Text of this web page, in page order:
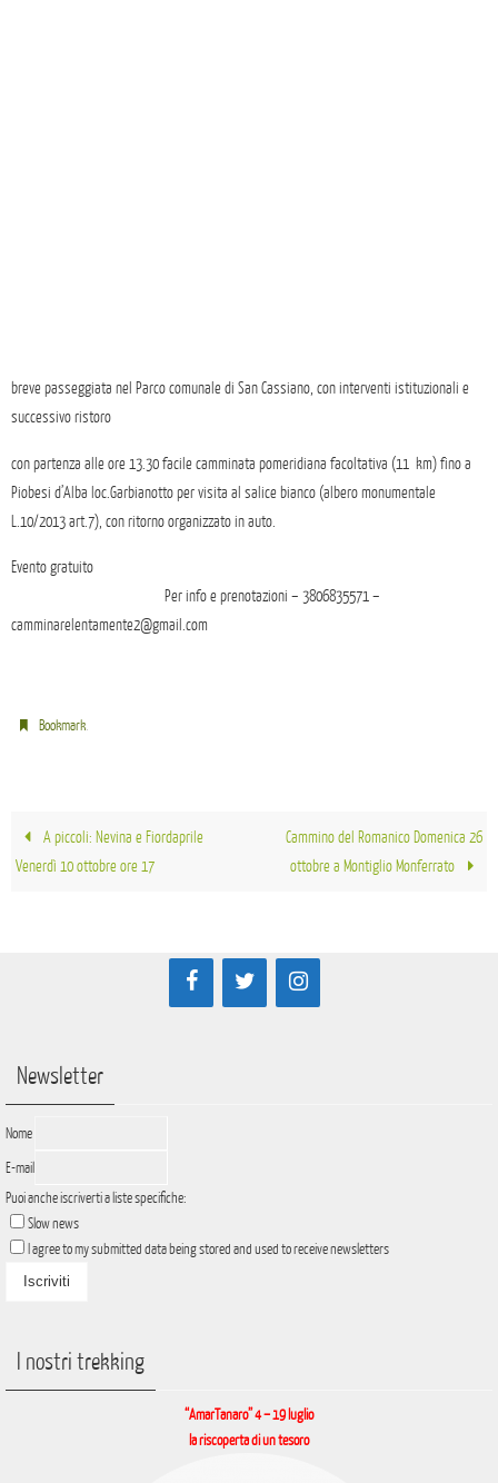
breve passeggiata nel Parco comunale di San Cassiano, con interventi istituzionali e
successivo ristoro
con partenza alle ore 13.30facile camminata pomeridiana facoltativa (11 km) fino a
Piobesi d’Alba loc.Garbianotto per visita al salice bianco (albero monumentale
L.10/2013 art.7), con ritorno organizzato in auto.
Evento gratuito
Per info e prenotazioni – 3806835571 –
camminarelentamente2@gmail.com
Bookmark.
A piccoli: Nevina e Fiordaprile
Venerdì 10 ottobre ore 17
Cammino del Romanico Domenica 26
ottobre a Montiglio Monferrato
Newsletter
Nome
E-mail
Puoi anche iscriverti a liste specifiche:
Slow news
I agree to my submitted data being stored and used to receive newsletters
I nostri trekking
“AmarTanaro” 4 – 19 luglio
la riscoperta di un tesoro